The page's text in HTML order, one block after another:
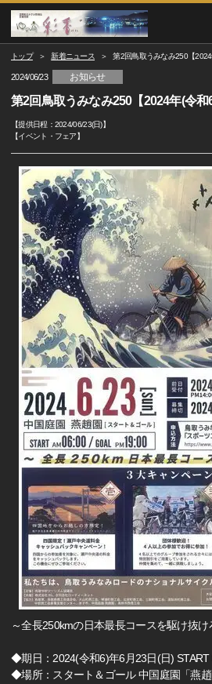
トップ 新着ニュース 第2回鳥取うみなみ250【2024
2024/06/23 お知らせ
第2回鳥取うみなみ250【2024年(令和
【提供日程： 2024/06/23(日)】
【イベント・フェア】
～全長250kmの日本最長コースを駆け抜け
◆期日：2024(令和6)年6月23日(日) START
◆場所：スタート＆ゴール 中国庭園「燕